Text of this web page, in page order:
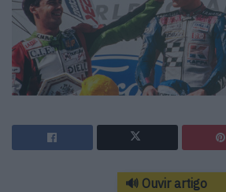
🔊 Ouvir artigo